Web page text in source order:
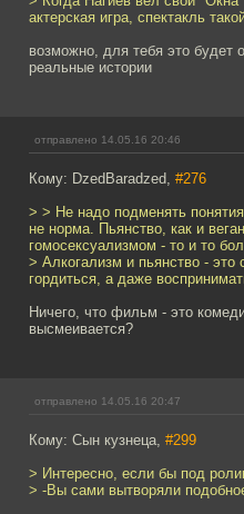
актерская игра, спектакль
возможно, для тебя это будет
реальные истории
отправлено 14.05.16 20:46
Кому: DzedBaradzed, #276
> > Не надо подменять
не норма. Пьянство, как и
гомосексуализмом - то и то
> Алкогализм и пьянство - это
гордиться, а даже
Ничего, что фильм - это
высмеивается?
отправлено 14.05.16 20:47
Кому: Сын кузнеца, #299
> Интересно, если бы под
> -Вы сами вытворяли